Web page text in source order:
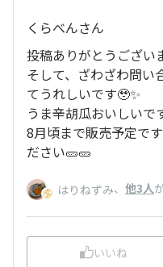
くらべんさん
投稿ありがとうござい
そして、ざわざわ問い
てうれしいです🥹✨
うま辛胡瓜おいしいで
8月頃まで販売予定で
ださい🥒🥒
はりねずみ、 他3人
いいね